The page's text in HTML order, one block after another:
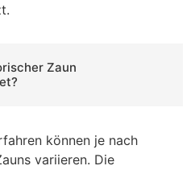
Zaun
können je nach
variieren. Die